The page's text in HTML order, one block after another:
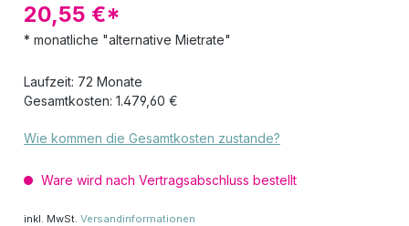
20,55 €*
* monatliche "alternative Mietrate"
Laufzeit: 72 Monate
Gesamtkosten: 1.479,60 €
Wie kommen die Gesamtkosten zustande?
Ware wird nach Vertragsabschluss bestellt
inkl. MwSt. Versandinformationen